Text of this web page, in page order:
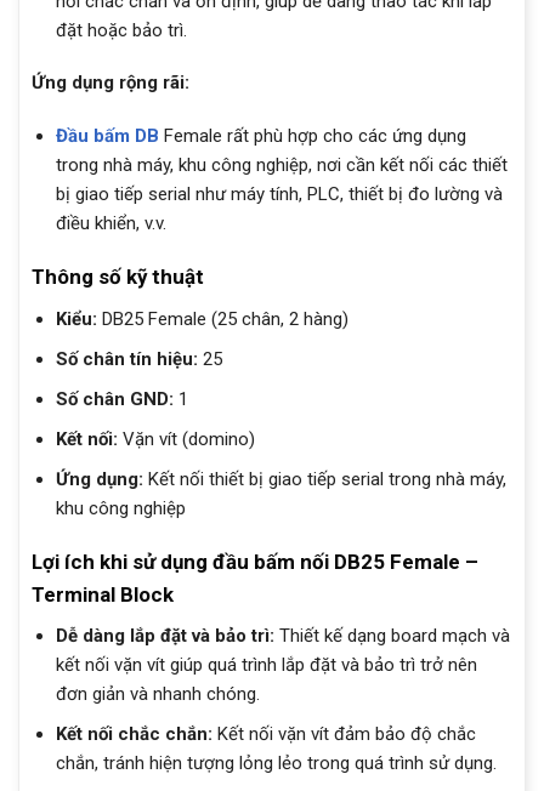
đặt hoặc bảo trì.
Ứng dụng rộng rãi:
Đầu bấm DB Female rất phù hợp cho các ứng dụng
trong nhà máy, khu công nghiệp, nơi cần kết nối các thiết
bị giao tiếp serial như máy tính, PLC, thiết bị đo lường và
điều khiển, v.v.
Thông số kỹ thuật
Kiểu: DB25 Female (25 chân, 2 hàng)
Số chân tín hiệu: 25
Số chân GND: 1
Kết nối: Vặn vít (domino)
Ứng dụng: Kết nối thiết bị giao tiếp serial trong nhà máy,
khu công nghiệp
Lợi ích khi sử dụng đầu bấm nối DB25 Female –
Terminal Block
Dễ dàng lắp đặt và bảo trì: Thiết kế dạng board mạch và
kết nối vặn vít giúp quá trình lắp đặt và bảo trì trở nên
đơn giản và nhanh chóng.
Kết nối chắc chắn: Kết nối vặn vít đảm bảo độ chắc
chắn, tránh hiện tượng lỏng lẻo trong quá trình sử dụng.